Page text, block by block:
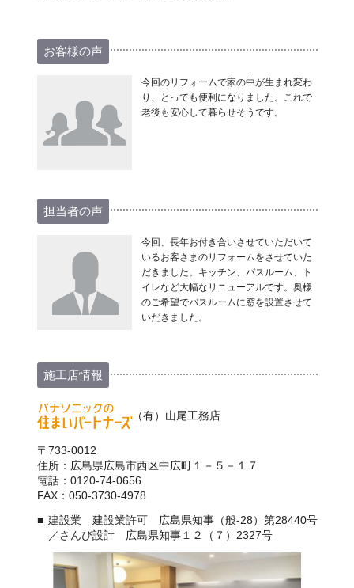
お客様の声
今回のリフォームで家の中が生まれ変わ
り、とっても便利になりました。これで
老後も安心して暮らせそうです。
担当者の声
今回、長年お付き合いさせていただいて
いるお客さまのリフォームをさせていた
だきました。キッチン、バスルーム、ト
イレなど大幅なリニューアルです。奥様
のご希望でバスルームに窓を設置させて
いだきました。
施工店情報
（有）山尾工務店
〒733-0012
住所：広島県広島市西区中広町１－５－１７
電話：0120-74-0656
FAX：050-3730-4978
建設業 建設業許可 広島県知事（般-28）第28440号
／さんび設計 広島県知事１２（７）2327号